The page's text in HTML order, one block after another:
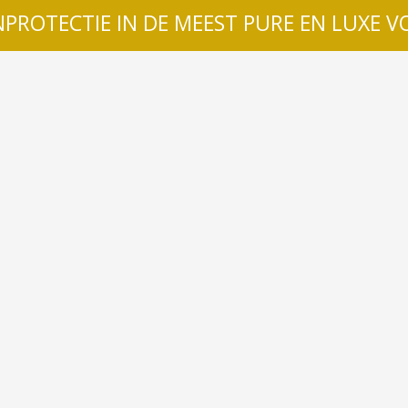
IN DE MEEST PURE EN LUXE